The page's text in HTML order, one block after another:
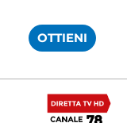
OTTIENI